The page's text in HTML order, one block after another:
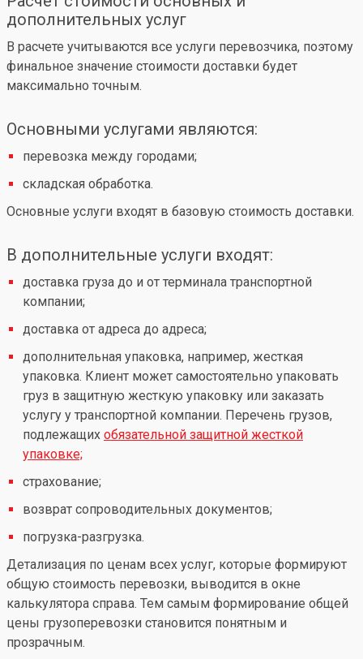
дополнительных услуг
В расчете учитываются все услуги перевозчика, поэтому
финальное значение стоимости доставки будет
максимально точным.
Основными услугами являются:
перевозка между городами;
складская обработка.
Основные услуги входят в базовую стоимость доставки.
В дополнительные услуги входят:
доставка груза до и от терминала транспортной
компании;
доставка от адреса до адреса;
дополнительная упаковка, например, жесткая
упаковка. Клиент может самостоятельно упаковать
груз в защитную жесткую упаковку или заказать
услугу у транспортной компании. Перечень грузов,
подлежащих обязательной защитной жесткой
упаковке;
страхование;
возврат сопроводительных документов;
погрузка-разгрузка.
Детализация по ценам всех услуг, которые формируют
общую стоимость перевозки, выводится в окне
калькулятора справа. Тем самым формирование общей
цены грузоперевозки становится понятным и
прозрачным.